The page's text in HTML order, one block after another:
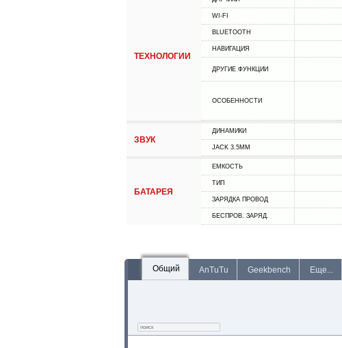
ТЕХНОЛОГИИ
WI-FI
BLUETOOTH
НАВИГАЦИЯ
ДРУГИЕ ФУНКЦИИ
ОСОБЕННОСТИ
ЗВУК
ДИНАМИКИ
JACK 3.5MM
БАТАРЕЯ
ЕМКОСТЬ
ТИП
ЗАРЯДКА ПРОВОД
БЕСПРОВ. ЗАРЯД.
Общий AnTuTu Geekbench Еще...